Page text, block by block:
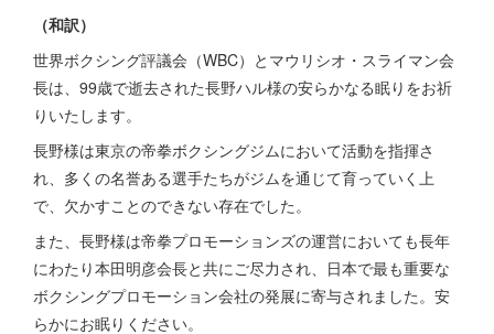
（和訳）
世界ボクシング評議会（WBC）とマウリシオ・スライマン会
長は、99歳で逝去された長野ハル様の安らかなる眠りをお祈
りいたします。
長野様は東京の帝拳ボクシングジムにおいて活動を指揮さ
れ、多くの名誉ある選手たちがジムを通じて育っていく上
で、欠かすことのできない存在でした。
また、長野様は帝拳プロモーションズの運営においても長年
にわたり本田明彦会長と共にご尽力され、日本で最も重要な
ボクシングプロモーション会社の発展に寄与されました。安
らかにお眠りください。